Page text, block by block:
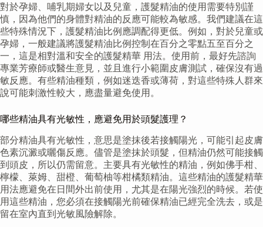
對於孕婦、哺乳期婦女以及兒童，護髮精油的使用需要特別謹
慎，因為他們的身體對精油的反應可能較為敏感。我們建議在這
些特殊情況下，護髮精油比例應調配得更低。例如，對於兒童或
孕婦，一般建議將護髮精油比例控制在百分之零點五至百分之
一，這是相對溫和安全的護髮精華 用法。使用前，最好先諮詢
專業芳療師或醫生意見，並且進行小範圍皮膚測試，確保沒有過
敏反應。有些精油種類，例如迷迭香或薄荷，對這些特殊人群來
說可能刺激性較大，應盡量避免使用。
哪些精油具有光敏性，應避免用於頭髮護理？
部分精油具有光敏性，意思是塗抹後若接觸陽光，可能引起皮膚
色素沉澱或曬傷反應。儘管是塗抹於頭髮，但精油仍然可能接觸
到頭皮，所以仍需留意。主要具有光敏性的精油，例如佛手柑、
檸檬、萊姆、甜橙、葡萄柚等柑橘類精油。這些精油的護髮精華
用法應避免在日間外出前使用，尤其是在陽光強烈的時候。若使
用這些精油，您必須在接觸陽光前確保精油已經完全洗去，或是
留在室內直到光敏風險解除。